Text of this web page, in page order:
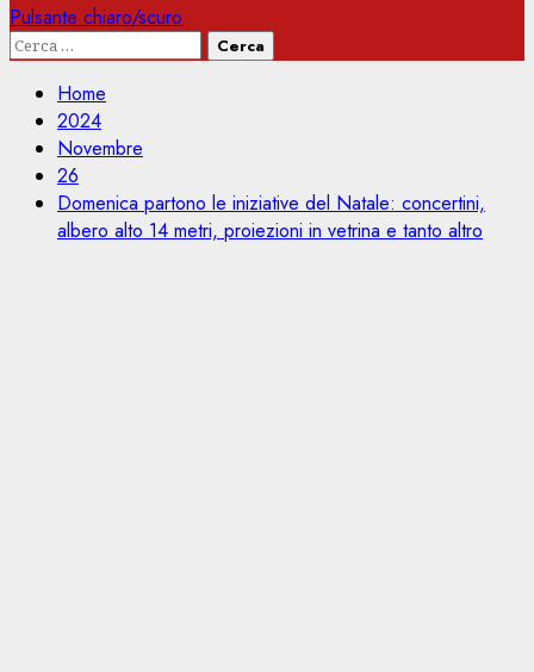
Pulsante chiaro/scuro
Ricerca
Home
2024
Novembre
26
Domenica partono le iniziative del Natale: concertini,
albero alto 14 metri, proiezioni in vetrina e tanto altro